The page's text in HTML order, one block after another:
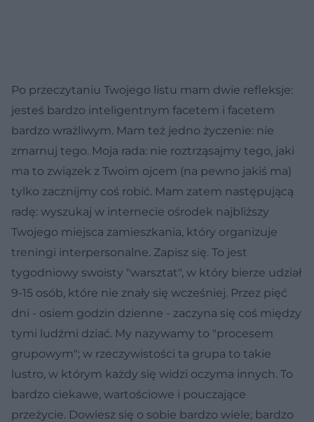
Po przeczytaniu Twojego listu mam dwie refleksje:
jesteś bardzo inteligentnym facetem i facetem
bardzo wrażliwym. Mam też jedno życzenie: nie
zmarnuj tego. Moja rada: nie roztrząsajmy tego, jaki
ma to związek z Twoim ojcem (na pewno jakiś ma)
tylko zacznijmy coś robić. Mam zatem następującą
radę: wyszukaj w internecie ośrodek najbliższy
Twojego miejsca zamieszkania, który organizuje
treningi interpersonalne. Zapisz się. To jest
tygodniowy swoisty "warsztat", w który bierze udział
9-15 osób, które nie znały się wcześniej. Przez pięć
dni - osiem godzin dzienne - zaczyna się coś między
tymi ludźmi dziać. My nazywamy to "procesem
grupowym"; w rzeczywistości ta grupa to takie
lustro, w którym każdy się widzi oczyma innych. To
bardzo ciekawe, wartościowe i pouczające
przeżycie. Dowiesz się o sobie bardzo wiele; bardzo